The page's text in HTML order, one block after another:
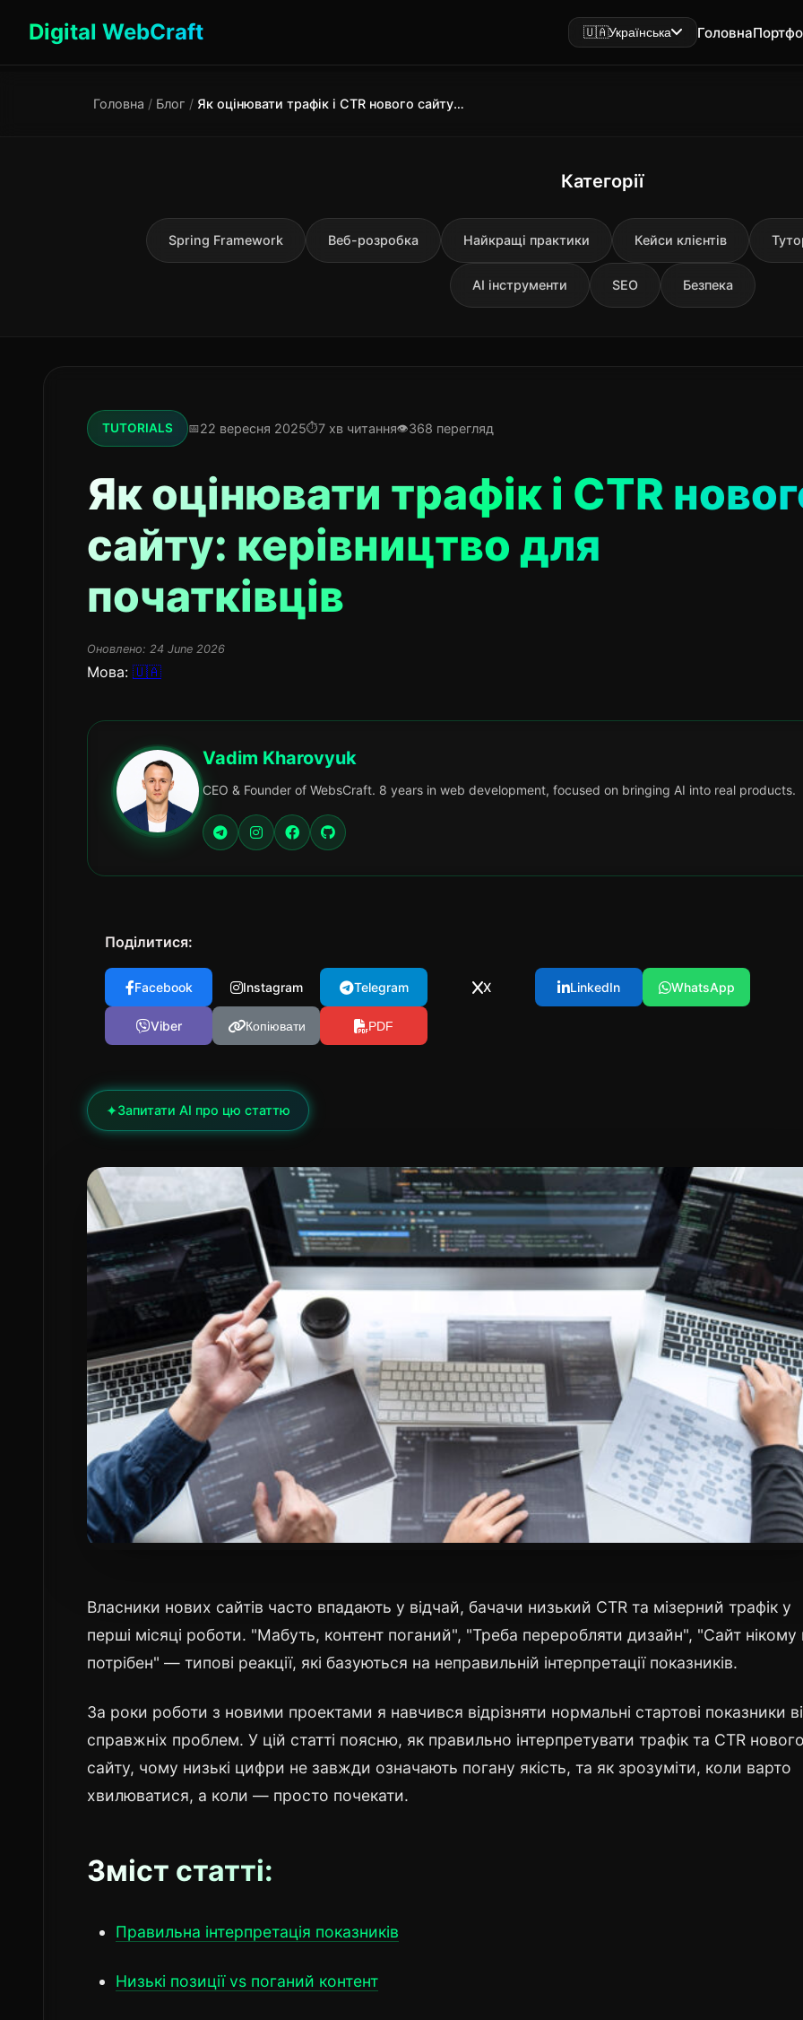
Digital WebCraft 🇺🇦Українська Головна
Головна / Блог / Як оцінювати трафік і CTR нового сайту: керівництво для початківців
Категорії
Spring Framework Веб-розробка Найкращі практики Кейси клієнтів
AI інструменти SEO Безпека
TUTORIALS 22 вересня 2025 7 хв читання 368 перегляд
Як оцінювати трафік і CTR
сайту: керівництво для
початківців
Оновлено: 24 June 2026
Мова: 🇺🇦
Vadim Kharovyuk
CEO & Founder of WebsCraft. 8 years in web development, focused on bringing AI into real products.
Поділитися:
Facebook Instagram Telegram X LinkedIn WhatsApp
Viber Копіювати PDF
✦Запитати AI про цю статтю
Власники нових сайтів часто впадають у відчай, бачачи низький CTR та мізерний трафік у
перші місяці роботи. "Мабуть, контент поганий", "Треба переробляти дизайн", "Сайт нікому
потрібен" — типові реакції, які базуються на неправильній інтерпретації показників.
За роки роботи з новими проектами я навчився відрізняти нормальні стартові показники
справжніх проблем. У цій статті поясню, як правильно інтерпретувати трафік та CTR
сайту, чому низькі цифри не завжди означають погану якість, та як зрозуміти, коли варто
хвилюватися, а коли — просто почекати.
Зміст статті:
Правильна інтерпретація показників
Низькі позиції vs поганий контент